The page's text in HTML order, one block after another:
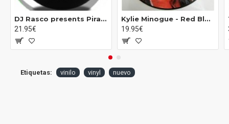
DJ Rasco presents Pirate Breaks Vol.2 (12")
21.95€
Kylie Minogue ‎- Red Blooded Woman (12" - Limited Edition - Picture Disc)
19.95€
Etiquetas: vinilo vinyl nuevo